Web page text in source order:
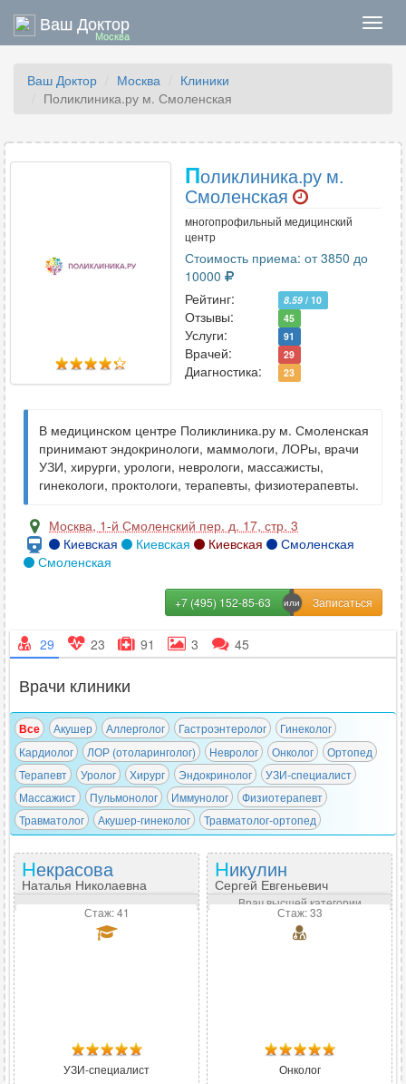
Ваш Доктор
Москва
Ваш Доктор Москва
Клиники
Поликлиника.ру м. Смоленская
Поликлиника.ру м.
Смоленская
многопрофильный медицинский
центр
Стоимость приема: от 3850 до
10000
Рейтинг:
8.59 / 10
Отзывы: 45
Услуги: 91
Врачей: 29
Диагностика: 23
В медицинском центре Поликлиника.ру м. Смоленская
принимают эндокринологи, маммологи, ЛОРы, врачи
УЗИ, хирурги, урологи, неврологи, массажисты,
гинекологи, проктологи, терапевты, физиотерапевты.
Москва, 1-й Смоленский пер. д. 17, стр. 3
Киевская
Киевская Киевская
Смоленская
Смоленская
+7 (495) 152-85-63
29 23 91 3 45
Врачи клиники
Все Акушер Аллерголог Гастроэнтеролог
Гинеколог
Кардиолог
ЛОР (отоларинголог) Невролог Онколог
Ортопед
Терапевт
Уролог Хирург Эндокринолог
УЗИ-специалист
Массажист
Пульмонолог Иммунолог
Физиотерапевт
Травматолог
Акушер-гинеколог Травматолог-ортопед
Некрасова
Наталья Николаевна
Стаж: 41
УЗИ-специалист
Никулин
Сергей Евгеньевич
Врач высшей категории
Стаж: 33
Онколог